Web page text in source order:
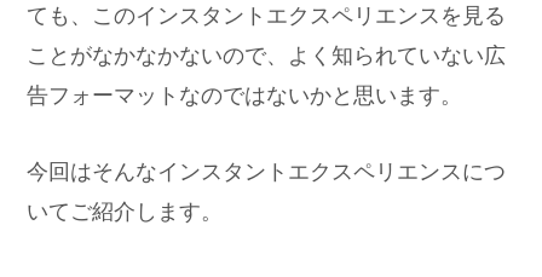
ても、このインスタントエクスペリエンスを見る
ことがなかなかないので、よく知られていない広
告フォーマットなのではないかと思います。
今回はそんなインスタントエクスペリエンスにつ
いてご紹介します。